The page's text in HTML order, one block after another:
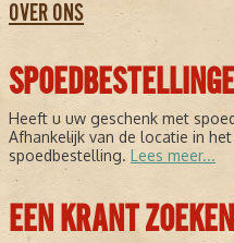
OVER ONS
Heeft u uw geschenk met
Afhankelijk van de locatie in
spoedbestelling. Lees meer...
EEN KRANT ZOEKEN